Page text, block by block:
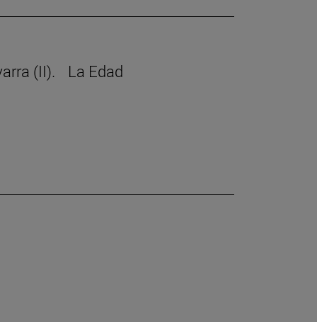
(II). La Edad